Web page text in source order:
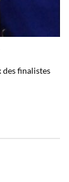
finalistes